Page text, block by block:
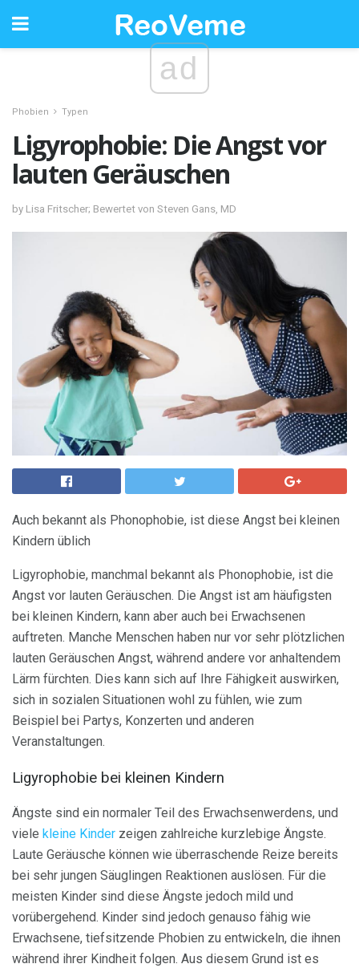
ad
Phobien Typen
Ligyrophobie: Die Angst vor
lauten Geräuschen
by Lisa Fritscher; Bewertet von Steven Gans, MD
Auch bekannt als Phonophobie, ist diese Angst bei kleinen
Kindern üblich
Ligyrophobie, manchmal bekannt als Phonophobie, ist die
Angst vor lauten Geräuschen. Die Angst ist am häufigsten
bei kleinen Kindern, kann aber auch bei Erwachsenen
auftreten. Manche Menschen haben nur vor sehr plötzlichen
lauten Geräuschen Angst, während andere vor anhaltendem
Lärm fürchten. Dies kann sich auf Ihre Fähigkeit auswirken,
sich in sozialen Situationen wohl zu fühlen, wie zum
Beispiel bei Partys, Konzerten und anderen
Veranstaltungen.
Ligyrophobie bei kleinen Kindern
Ängste sind ein normaler Teil des Erwachsenwerdens, und
viele kleine Kinder zeigen zahlreiche kurzlebige Ängste.
Laute Geräusche können wie überraschende Reize bereits
bei sehr jungen Säuglingen Reaktionen auslösen. Für die
meisten Kinder sind diese Ängste jedoch mild und
vorübergehend. Kinder sind jedoch genauso fähig wie
Erwachsene, tiefsitzende Phobien zu entwickeln, die ihnen
während ihrer Kindheit folgen. Aus diesem Grund ist es